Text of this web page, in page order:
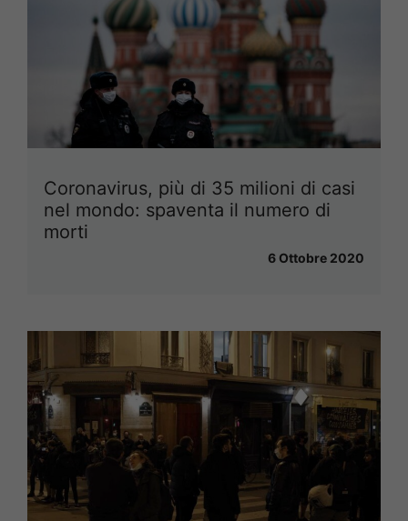
Coronavirus, più di 35 milioni di casi
nel mondo: spaventa il numero di
morti
6 Ottobre 2020